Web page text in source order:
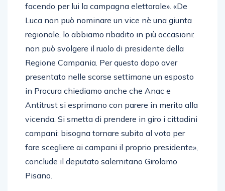
facendo per lui la campagna elettorale». «De
Luca non può nominare un vice nè una giunta
regionale, lo abbiamo ribadito in più occasioni:
non può svolgere il ruolo di presidente della
Regione Campania. Per questo dopo aver
presentato nelle scorse settimane un esposto
in Procura chiediamo anche che Anac e
Antitrust si esprimano con parere in merito alla
vicenda. Si smetta di prendere in giro i cittadini
campani: bisogna tornare subito al voto per
fare scegliere ai campani il proprio presidente»,
conclude il deputato salernitano Girolamo
Pisano.